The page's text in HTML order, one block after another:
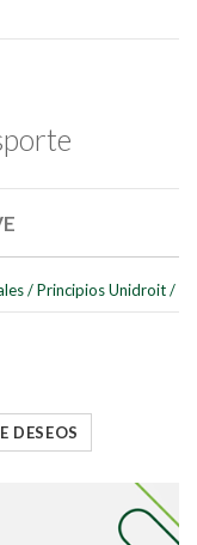
/ Principios Unidroit /
DESEOS